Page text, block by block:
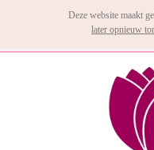
Deze website maakt
later opnieuw